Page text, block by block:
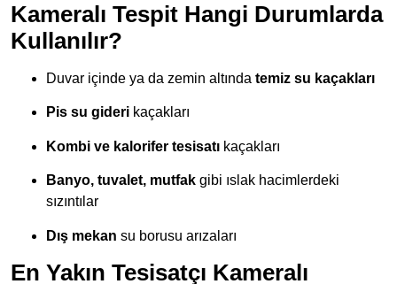
Kameralı Tespit Hangi Durumlarda
Kullanılır?
Duvar içinde ya da zemin altında temiz su kaçakları
Pis su gideri kaçakları
Kombi ve kalorifer tesisatı kaçakları
Banyo, tuvalet, mutfak gibi ıslak hacimlerdeki
sızıntılar
Dış mekan su borusu arızaları
En Yakın Tesisatçı Kameralı